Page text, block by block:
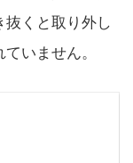
抜くと取り外し
いません。